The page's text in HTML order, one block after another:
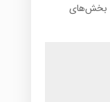
بخش‌های